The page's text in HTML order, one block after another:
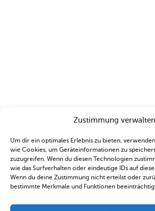
Zustimmung verwalten
Um dir ein optimales Erlebnis zu bieten,
wie Cookies, um Geräteinformationen zu
zuzugreifen. Wenn du diesen Technologien
wie das Surfverhalten oder eindeutige IDs auf
Wenn du deine Zustimmung nicht erteilst oder
bestimmte Merkmale und Funktionen